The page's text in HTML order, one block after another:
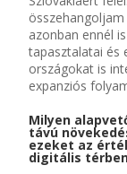
azonban ennél
tapasztalatai és
országokat is
expanziós
Milyen
távú
ezeket az
digitális